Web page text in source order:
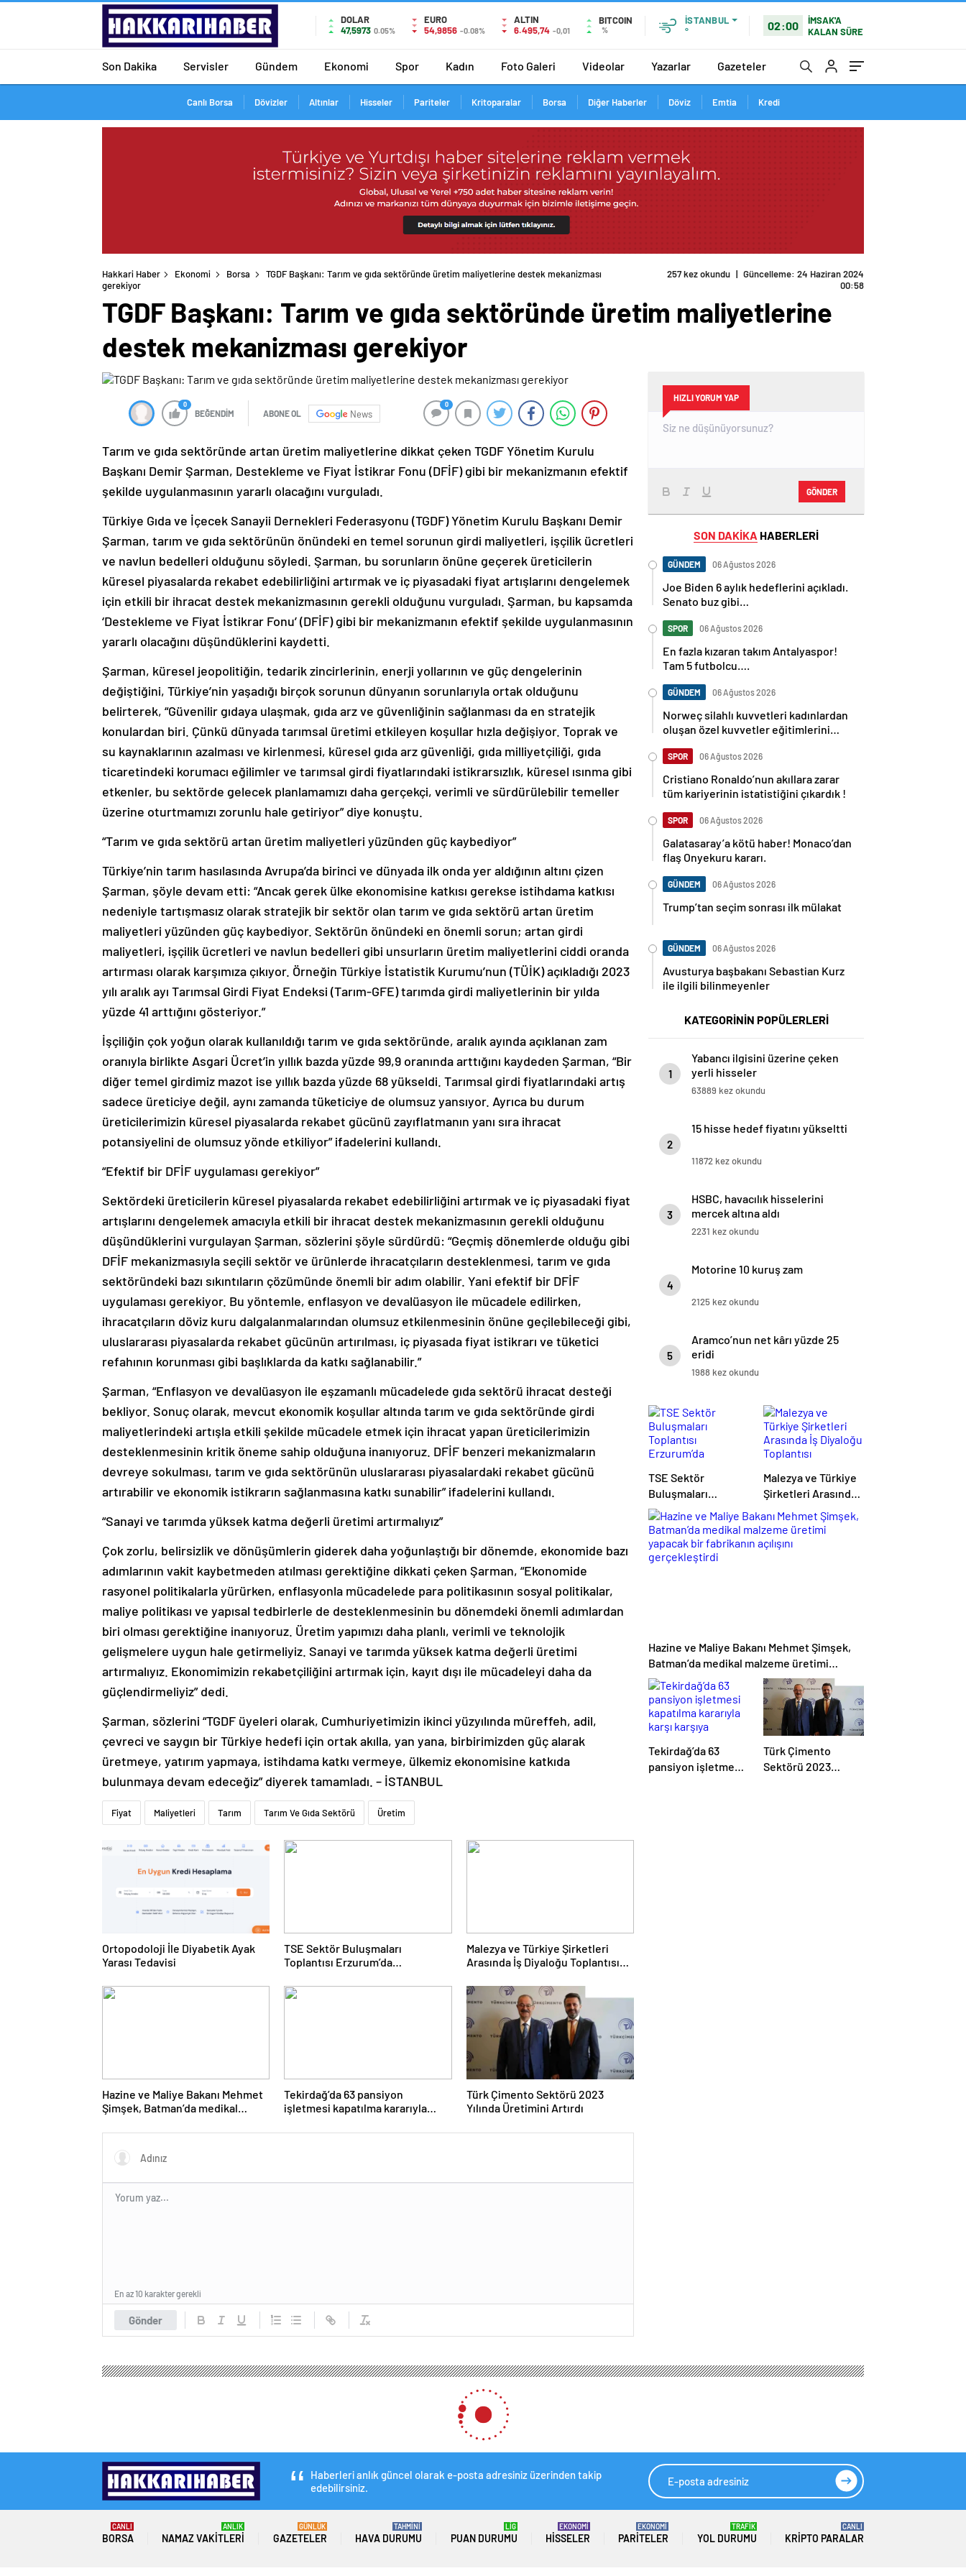
DOLAR
47,5973 0.05%
EURO
54,9856 -0.08%
ALTIN
6.495,74 -0,01
BITCOIN
%
İSTANBUL
°
02:00
İMSAK'A
KALAN SÜRE
Son Dakika Servisler Gündem Ekonomi Spor Kadın Foto Galeri Videolar Yazarlar Gazeteler
Canlı Borsa Dövizler Altınlar Hisseler Pariteler Kritoparalar Borsa Diğer Haberler Döviz Emtia Kredi
Hakkari Haber Ekonomi Borsa
TGDF Başkanı: Tarım ve gıda sektöründe üretim maliyetlerine destek mekanizması
gerekiyor
257 kez okundu | Güncelleme: 24 Haziran 2024
00:58
TGDF Başkanı: Tarım ve gıda sektöründe üretim maliyetlerine
destek mekanizması gerekiyor
0
BEĞENDİM ABONE OL News
0
Tarım ve gıda sektöründe artan üretim maliyetlerine dikkat çeken TGDF Yönetim Kurulu
Başkanı Demir Şarman, Destekleme ve Fiyat İstikrar Fonu (DFİF) gibi bir mekanizmanın efektif
şekilde uygulanmasının yararlı olacağını vurguladı.
Türkiye Gıda ve İçecek Sanayii Dernekleri Federasyonu (TGDF) Yönetim Kurulu Başkanı Demir
Şarman, tarım ve gıda sektörünün önündeki en temel sorunun girdi maliyetleri, işçilik ücretleri
ve navlun bedelleri olduğunu söyledi. Şarman, bu sorunların önüne geçerek üreticilerin
küresel piyasalarda rekabet edebilirliğini artırmak ve iç piyasadaki fiyat artışlarını dengelemek
için etkili bir ihracat destek mekanizmasının gerekli olduğunu vurguladı. Şarman, bu kapsamda
‘Destekleme ve Fiyat İstikrar Fonu’ (DFİF) gibi bir mekanizmanın efektif şekilde uygulanmasının
yararlı olacağını düşündüklerini kaydetti.
Şarman, küresel jeopolitiğin, tedarik zincirlerinin, enerji yollarının ve güç dengelerinin
değiştiğini, Türkiye’nin yaşadığı birçok sorunun dünyanın sorunlarıyla ortak olduğunu
belirterek, “Güvenilir gıdaya ulaşmak, gıda arz ve güvenliğinin sağlanması da en stratejik
konulardan biri. Çünkü dünyada tarımsal üretimi etkileyen koşullar hızla değişiyor. Toprak ve
su kaynaklarının azalması ve kirlenmesi, küresel gıda arz güvenliği, gıda milliyetçiliği, gıda
ticaretindeki korumacı eğilimler ve tarımsal girdi fiyatlarındaki istikrarsızlık, küresel ısınma gibi
etkenler, bu sektörde gelecek planlamamızı daha gerçekçi, verimli ve sürdürülebilir temeller
üzerine oturtmamızı zorunlu hale getiriyor” diye konuştu.
“Tarım ve gıda sektörü artan üretim maliyetleri yüzünden güç kaybediyor”
Türkiye’nin tarım hasılasında Avrupa’da birinci ve dünyada ilk onda yer aldığının altını çizen
Şarman, şöyle devam etti: “Ancak gerek ülke ekonomisine katkısı gerekse istihdama katkısı
nedeniyle tartışmasız olarak stratejik bir sektör olan tarım ve gıda sektörü artan üretim
maliyetleri yüzünden güç kaybediyor. Sektörün önündeki en önemli sorun; artan girdi
maliyetleri, işçilik ücretleri ve navlun bedelleri gibi unsurların üretim maliyetlerini ciddi oranda
artırması olarak karşımıza çıkıyor. Örneğin Türkiye İstatistik Kurumu’nun (TÜİK) açıkladığı 2023
yılı aralık ayı Tarımsal Girdi Fiyat Endeksi (Tarım-GFE) tarımda girdi maliyetlerinin bir yılda
yüzde 41 arttığını gösteriyor.”
İşçiliğin çok yoğun olarak kullanıldığı tarım ve gıda sektöründe, aralık ayında açıklanan zam
oranıyla birlikte Asgari Ücret’in yıllık bazda yüzde 99,9 oranında arttığını kaydeden Şarman, “Bir
diğer temel girdimiz mazot ise yıllık bazda yüzde 68 yükseldi. Tarımsal girdi fiyatlarındaki artış
sadece üreticiye değil, aynı zamanda tüketiciye de olumsuz yansıyor. Ayrıca bu durum
üreticilerimizin küresel piyasalarda rekabet gücünü zayıflatmanın yanı sıra ihracat
potansiyelini de olumsuz yönde etkiliyor” ifadelerini kullandı.
“Efektif bir DFİF uygulaması gerekiyor”
Sektördeki üreticilerin küresel piyasalarda rekabet edebilirliğini artırmak ve iç piyasadaki fiyat
artışlarını dengelemek amacıyla etkili bir ihracat destek mekanizmasının gerekli olduğunu
düşündüklerini vurgulayan Şarman, sözlerini şöyle sürdürdü: “Geçmiş dönemlerde olduğu gibi
DFİF mekanizmasıyla seçili sektör ve ürünlerde ihracatçıların desteklenmesi, tarım ve gıda
sektöründeki bazı sıkıntıların çözümünde önemli bir adım olabilir. Yani efektif bir DFİF
uygulaması gerekiyor. Bu yöntemle, enflasyon ve devalüasyon ile mücadele edilirken,
ihracatçıların döviz kuru dalgalanmalarından olumsuz etkilenmesinin önüne geçilebileceği gibi,
uluslararası piyasalarda rekabet gücünün artırılması, iç piyasada fiyat istikrarı ve tüketici
refahının korunması gibi başlıklarda da katkı sağlanabilir.”
Şarman, “Enflasyon ve devalüasyon ile eşzamanlı mücadelede gıda sektörü ihracat desteği
bekliyor. Sonuç olarak, mevcut ekonomik koşullar altında tarım ve gıda sektöründe girdi
maliyetlerindeki artışla etkili şekilde mücadele etmek için ihracat yapan üreticilerimizin
desteklenmesinin kritik öneme sahip olduğuna inanıyoruz. DFİF benzeri mekanizmaların
devreye sokulması, tarım ve gıda sektörünün uluslararası piyasalardaki rekabet gücünü
artırabilir ve ekonomik istikrarın sağlanmasına katkı sunabilir” ifadelerini kullandı.
“Sanayi ve tarımda yüksek katma değerli üretimi artırmalıyız”
Çok zorlu, belirsizlik ve dönüşümlerin giderek daha yoğunlaştığı bir dönemde, ekonomide bazı
adımlarının vakit kaybetmeden atılması gerektiğine dikkati çeken Şarman, “Ekonomide
rasyonel politikalarla yürürken, enflasyonla mücadelede para politikasının sosyal politikalar,
maliye politikası ve yapısal tedbirlerle de desteklenmesinin bu dönemdeki önemli adımlardan
biri olması gerektiğine inanıyoruz. Üretim yapımızı daha planlı, verimli ve teknolojik
gelişmelere uygun hale getirmeliyiz. Sanayi ve tarımda yüksek katma değerli üretimi
artırmalıyız. Ekonomimizin rekabetçiliğini artırmak için, kayıt dışı ile mücadeleyi daha da
güçlendirmeliyiz” dedi.
Şarman, sözlerini “TGDF üyeleri olarak, Cumhuriyetimizin ikinci yüzyılında müreffeh, adil,
çevreci ve saygın bir Türkiye hedefi için ortak akılla, yan yana, birbirimizden güç alarak
üretmeye, yatırım yapmaya, istihdama katkı vermeye, ülkemiz ekonomisine katkıda
bulunmaya devam edeceğiz” diyerek tamamladı. – İSTANBUL
Fiyat Maliyetleri Tarım Tarım Ve Gıda Sektörü Üretim
Ortopodoloji İle Diyabetik Ayak
Yarası Tedavisi
TSE Sektör Buluşmaları
Toplantısı Erzurum’da
Malezya ve Türkiye Şirketleri
Arasında İş Diyaloğu Toplantısı
Hazine ve Maliye Bakanı Mehmet
Şimşek, Batman’da medikal
fabrikanın açılışını gerçekleştirdi
Tekirdağ’da 63 pansiyon
işletmesi kapatılma kararıyla
Türk Çimento Sektörü 2023
Yılında Üretimini Artırdı
Gönder
En az 10 karakter gerekli
HIZLI YORUM YAP
GÖNDER
SON DAKİKA HABERLERİ
GÜNDEM 06 Ağustos 2026
Joe Biden 6 aylık hedeflerini açıkladı.
Senato buz gibi…
SPOR 06 Ağustos 2026
En fazla kızaran takım Antalyaspor!
Tam 5 futbolcu….
GÜNDEM 06 Ağustos 2026
Norweç silahlı kuvvetleri kadınlardan
oluşan özel kuvvetler eğitimlerini
SPOR 06 Ağustos 2026
Cristiano Ronaldo’nun akıllara zarar
tüm kariyerinin istatistiğini çıkardık !
SPOR 06 Ağustos 2026
Galatasaray’a kötü haber! Monaco’dan
flaş Onyekuru kararı.
GÜNDEM 06 Ağustos 2026
Trump’tan seçim sonrası ilk mülakat
GÜNDEM 06 Ağustos 2026
Avusturya başbakanı Sebastian Kurz
ile ilgili bilinmeyenler
KATEGORİNİN POPÜLERLERİ
1
Yabancı ilgisini üzerine çeken
yerli hisseler
63889 kez okundu
2
15 hisse hedef fiyatını yükseltti
11872 kez okundu
3
HSBC, havacılık hisselerini
mercek altına aldı
2231 kez okundu
4
Motorine 10 kuruş zam
2125 kez okundu
5
Aramco’nun net kârı yüzde 25
eridi
1988 kez okundu
TSE Sektör
Buluşmaları
Toplantısı
Erzurum’da
Gerçekleştirildi
Malezya ve Türkiye
Şirketleri Arasında
İş Diyaloğu
Toplantısı
Gerçekleştirildi
Hazine ve Maliye Bakanı Mehmet Şimşek,
Batman’da medikal malzeme üretimi
yapacak bir fabrikanın açılışını
gerçekleştirdi
Tekirdağ’da 63
pansiyon işletmesi
Türk Çimento
Sektörü 2023
Haberleri anlık güncel olarak e-posta adresiniz üzerinden takip
edebilirsiniz.
BORSA
CANLI
NAMAZ VAKITLERI
ANLIK
GAZETELER
GÜNLÜK
HAVA DURUMU
TAHMİNİ
PUAN DURUMU
LİG
HISSELER
EKONOMİ
PARITELER
EKONOMİ
YOL DURUMU
TRAFİK
KRIPTO PARALAR
CANLI